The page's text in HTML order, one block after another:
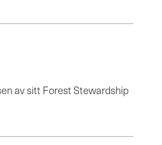
av sitt Forest Stewardship